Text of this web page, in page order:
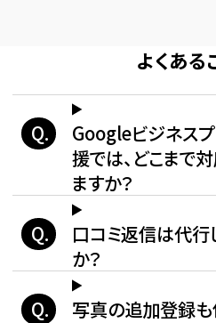
よくある
Googleビジネス
援では、どこまで
ますか？
口コミ返信は代行
か？
写真の追加登録も